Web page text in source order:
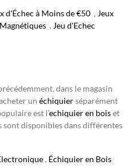
d'Échec à Moins de €50 , Jeux
, Jeu d'Echec
dans le magasin
un échiquierséparément
est l’echiquier en boiset
sont disponibles dans différentes
, Échiquier en Bois